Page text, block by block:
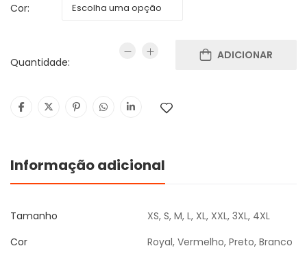
Cor:
Quantidade:
ADICIONAR
Informação adicional
Tamanho
XS, S, M, L, XL, XXL, 3XL, 4XL
Cor
Royal, Vermelho, Preto, Branco